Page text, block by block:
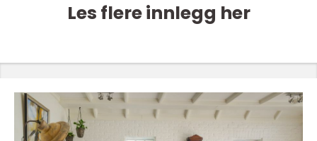
Les flere innlegg her